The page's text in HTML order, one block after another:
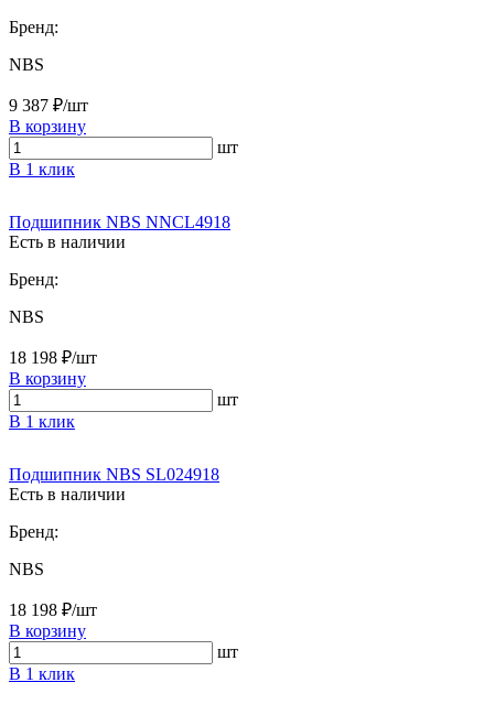
Бренд:
NBS
9 387 ₽/шт
В корзину
шт
В 1 клик
Подшипник NBS NNCL4918
Есть в наличии
Бренд:
NBS
18 198 ₽/шт
В корзину
шт
В 1 клик
Подшипник NBS SL024918
Есть в наличии
Бренд:
NBS
18 198 ₽/шт
В корзину
шт
В 1 клик